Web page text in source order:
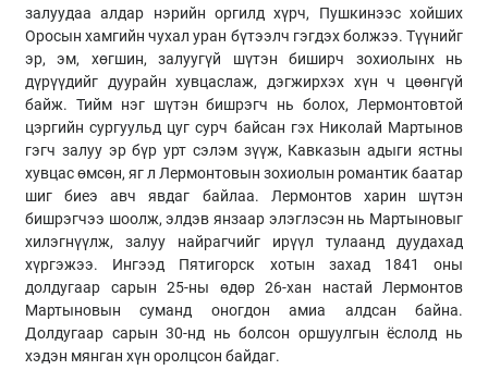
залуудаа алдар нэрийн оргилд хүрч, Пушкинээс хойших
Оросын хамгийн чухал уран бүтээлч гэгдэх болжээ. Түүнийг
эр, эм, хөгшин, залуугүй шүтэн биширч зохиолынх нь
дүрүүдийг дуурайн хувцаслаж, дэгжирхэх хүн ч цөөнгүй
байж. Тийм нэг шүтэн бишрэгч нь болох, Лермонтовтой
цэргийн сургуульд цуг сурч байсан гэх Николай Мартынов
гэгч залуу эр бүр урт сэлэм зүүж, Кавказын адыги ястны
хувцас өмсөн, яг л Лермонтовын зохиолын романтик баатар
шиг биеэ авч явдаг байлаа. Лермонтов харин шүтэн
бишрэгчээ шоолж, элдэв янзаар элэглэсэн нь Мартыновыг
хилэгнүүлж, залуу найрагчийг ирүүл тулаанд дуудахад
хүргэжээ. Ингээд Пятигорск хотын захад 1841 оны
долдугаар сарын 25-ны өдөр 26-хан настай Лермонтов
Мартыновын суманд оногдон амиа алдсан байна.
Долдугаар сарын 30-нд нь болсон оршуулгын ёслолд нь
хэдэн мянган хүн оролцсон байдаг.